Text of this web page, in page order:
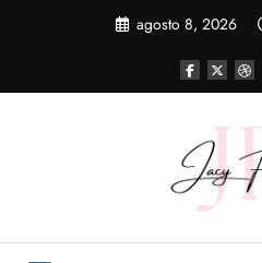
agosto 8, 2026